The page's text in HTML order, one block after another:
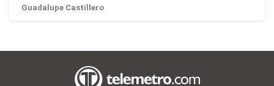
Guadalupe Castillero